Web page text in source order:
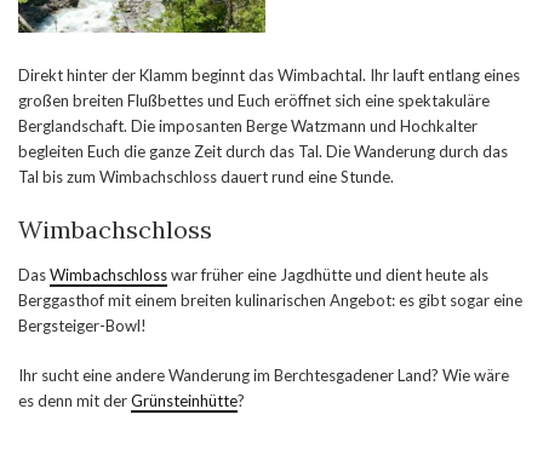
Direkt hinter der Klamm beginnt das Wimbachtal. Ihr lauft entlang eines
großen breiten Flußbettes und Euch eröffnet sich eine spektakuläre
Berglandschaft. Die imposanten Berge Watzmann und Hochkalter
begleiten Euch die ganze Zeit durch das Tal. Die Wanderung durch das
Tal bis zum Wimbachschloss dauert rund eine Stunde.
Wimbachschloss
DasWimbachschlosswar früher eine Jagdhütte und dient heute als
Berggasthof mit einem breiten kulinarischen Angebot: es gibt sogar eine
Bergsteiger-Bowl!
Ihr sucht eine andere Wanderung im Berchtesgadener Land? Wie wäre
es denn mit derGrünsteinhütte?